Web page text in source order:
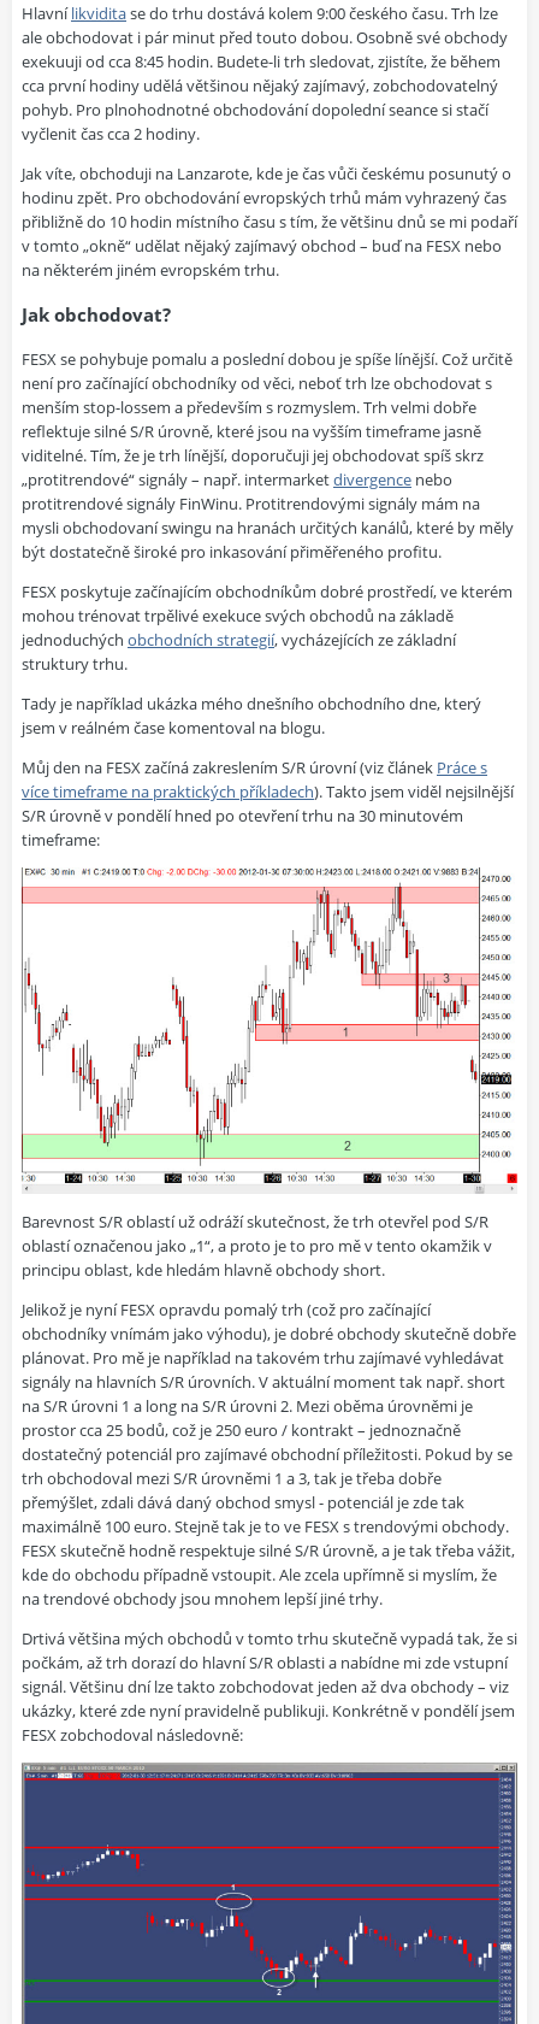
Hlavnílikviditase do trhu dostává kolem 9:00 českého času. Trh lze
ale obchodovat i pár minut před touto dobou. Osobně své obchody
exekuuji od cca 8:45 hodin. Budete-li trh sledovat, zjistíte, že během
cca první hodiny udělá většinou nějaký zajímavý, zobchodovatelný
pohyb. Pro plnohodnotné obchodování dopolední seance si stačí
vyčlenit čas cca 2 hodiny.
Jak víte, obchoduji na Lanzarote, kde je čas vůči českému posunutý o
hodinu zpět. Pro obchodování evropských trhů mám vyhrazený čas
přibližně do 10 hodin místního času s tím, že většinu dnů se mi podaří
v tomto „okně“ udělat nějaký zajímavý obchod – buď na FESX nebo
na některém jiném evropském trhu.
Jak obchodovat?
FESX se pohybuje pomalu a poslední dobou je spíše línější. Což určitě
není pro začínající obchodníky od věci, neboť trh lze obchodovat s
menším stop-lossem a především s rozmyslem. Trh velmi dobře
reflektuje silné S/R úrovně, které jsou na vyšším timeframe jasně
viditelné. Tím, že je trh línější, doporučuji jej obchodovat spíš skrz
„protitrendové“ signály – např. intermarketdivergence nebo
protitrendové signály FinWinu. Protitrendovými signály mám na
mysli obchodovaní swingu na hranách určitých kanálů, které by měly
být dostatečně široké pro inkasování přiměřeného profitu.
FESX poskytuje začínajícím obchodníkům dobré prostředí, ve kterém
mohou trénovat trpělivé exekuce svých obchodů na základě
jednoduchých obchodních strategií, vycházejících ze základní
struktury trhu.
Tady je například ukázka mého dnešního obchodního dne, který
jsem v reálném čase komentoval na blogu.
Můj den na FESX začíná zakreslením S/R úrovní (viz článek Práce s
více timeframe na praktických příkladech). Takto jsem viděl nejsilnější
S/R úrovně v pondělí hned po otevření trhu na 30 minutovém
timeframe:
Barevnost S/R oblastí už odráží skutečnost, že trh otevřel pod S/R
oblastí označenou jako „1“, a proto je to pro mě v tento okamžik v
principu oblast, kde hledám hlavně obchody short.
Jelikož je nyní FESX opravdu pomalý trh (což pro začínající
obchodníky vnímám jako výhodu), je dobré obchody skutečně dobře
plánovat. Pro mě je například na takovém trhu zajímavé vyhledávat
signály na hlavních S/R úrovních. V aktuální moment tak např. short
na S/R úrovni 1 a long na S/R úrovni 2. Mezi oběma úrovněmi je
prostor cca 25 bodů, což je 250 euro / kontrakt – jednoznačně
dostatečný potenciál pro zajímavé obchodní příležitosti. Pokud by se
trh obchodoval mezi S/R úrovněmi 1 a 3, tak je třeba dobře
přemýšlet, zdali dává daný obchod smysl - potenciál je zde tak
maximálně 100 euro. Stejně tak je to ve FESX s trendovými obchody.
FESX skutečně hodně respektuje silné S/R úrovně, a je tak třeba vážit,
kde do obchodu případně vstoupit. Ale zcela upřímně si myslím, že
na trendové obchody jsou mnohem lepší jiné trhy.
Drtivá většina mých obchodů v tomto trhu skutečně vypadá tak, že si
počkám, až trh dorazí do hlavní S/R oblasti a nabídne mi zde vstupní
signál. Většinu dní lze takto zobchodovat jeden až dva obchody – viz
ukázky, které zde nyní pravidelně publikuji. Konkrétně v pondělí jsem
FESX zobchodoval následovně: